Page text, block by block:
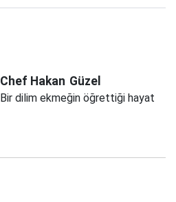
Chef Hakan Güzel
Bir dilim ekmeğin öğrettiği hayat